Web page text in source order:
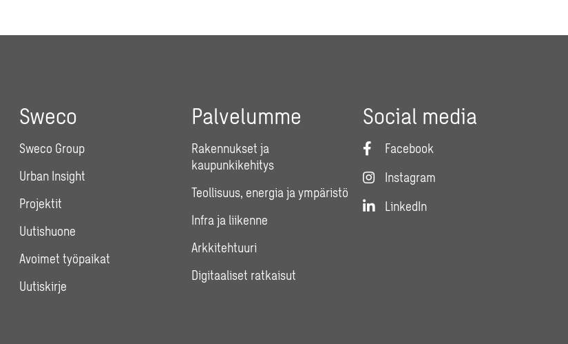
Sweco
Sweco Group
Urban Insight
Projektit
Uutishuone
Avoimet työpaikat
Uutiskirje
Palvelumme
Rakennukset ja
kaupunkikehitys
Teollisuus, energia ja ympäristö
Infra ja liikenne
Arkkitehtuuri
Digitaaliset ratkaisut
Social media
Facebook
Instagram
LinkedIn